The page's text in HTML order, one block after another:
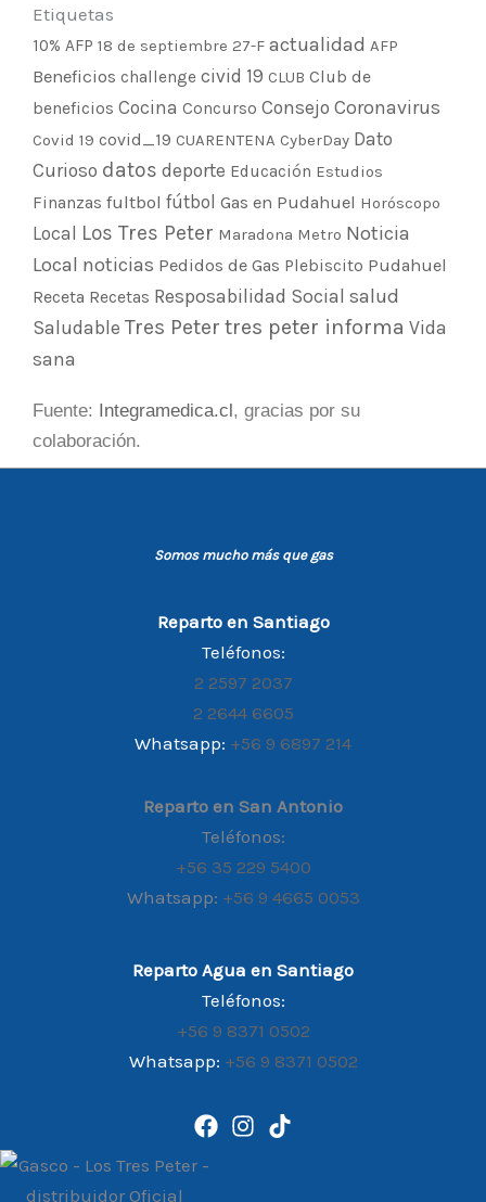
Etiquetas
10% AFP 18 de septiembre 27-F actualidad AFP
Beneficios challenge civid 19 CLUB Club de
beneficios Cocina Concurso Consejo Coronavirus
Covid 19 covid_19 CUARENTENA CyberDay Dato
Curioso datos deporte Educación Estudios
Finanzas fultbol fútbol Gas en Pudahuel Horóscopo
Local Los Tres Peter Maradona Metro Noticia
Local noticias Pedidos de Gas Plebiscito Pudahuel
Receta Recetas Resposabilidad Social salud
Saludable Tres Peter tres peter informa Vida
sana
Fuente: Integramedica.cl, gracias por su
colaboración.
Somos mucho más que gas
Reparto en Santiago
Teléfonos:
2 2597 2037
2 2644 6605
Whatsapp: +56 9 6897 214
Reparto en San Antonio
Teléfonos:
+56 35 229 5400
Whatsapp: +56 9 4665 0053
Reparto Agua en Santiago
Teléfonos:
+56 9 8371 0502
Whatsapp: +56 9 8371 0502